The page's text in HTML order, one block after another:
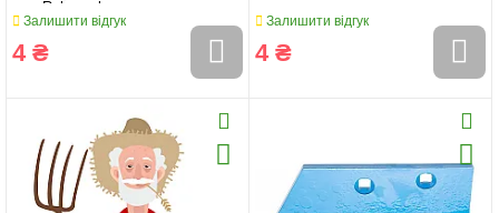
для Rabewerke
Залишити відгук
4 ₴
Залишити відгук
4 ₴